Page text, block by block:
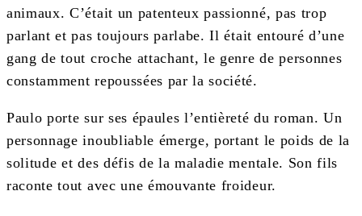
animaux. C’était un patenteux passionné, pas trop
parlant et pas toujours parlabe. Il était entouré d’une
gang de tout croche attachant, le genre de personnes
constamment repoussées par la société.
Paulo porte sur ses épaules l’entièreté du roman. Un
personnage inoubliable émerge, portant le poids de la
solitude et des défis de la maladie mentale. Son fils
raconte tout avec une émouvante froideur.